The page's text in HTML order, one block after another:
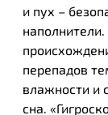
и пух –
перепадов
влажности и
сна.